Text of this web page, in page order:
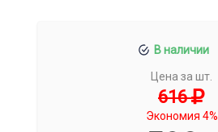
В наличии
Цена за шт.
616
Экономия 4%